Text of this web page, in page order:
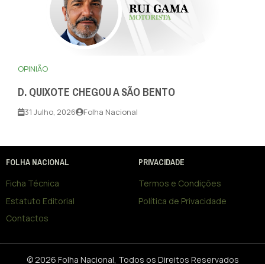
OPINIÃO
D. QUIXOTE CHEGOU A SÃO BENTO
31 Julho, 2026 Folha Nacional
FOLHA NACIONAL
Ficha Técnica
Estatuto Editorial
Contactos
PRIVACIDADE
Termos e Condições
Política de Privacidade
© 2026 Folha Nacional, Todos os Direitos Reservados